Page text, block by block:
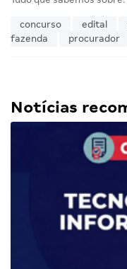
concurso edital
fazenda
procurador
Notícias